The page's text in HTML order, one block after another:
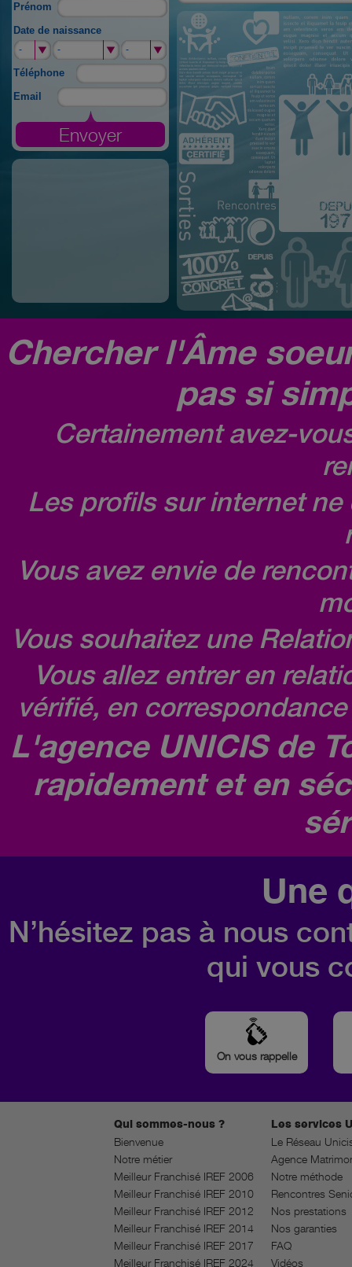
Prénom
Date de naissance
-- -- --
Téléphone
Email
Chercher l'Âme
pas si
Certainement avez-
Les profils sur internet
Vous avez envie de
Vous souhaitez une
Vous allez entrer en
vérifié, en
L'agence UNICIS de
rapidement et en
Une
N’hésitez pas à nous
qui vous
On vous rappelle
Qui sommes-nous ?
Bienvenue
Notre métier
Meilleur Franchisé IREF 2006
Meilleur Franchisé IREF 2010
Meilleur Franchisé IREF 2012
Meilleur Franchisé IREF 2014
Meilleur Franchisé IREF 2017
Meilleur Franchisé IREF 2024
Les services
Le Réseau
Agence
Notre méthode
Rencontres
Nos prestations
Nos garanties
FAQ
Vidéos